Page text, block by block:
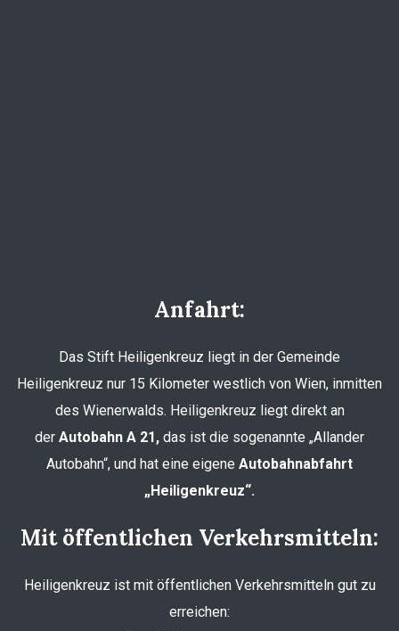
Anfahrt:
Das Stift Heiligenkreuz liegt in der Gemeinde
Heiligenkreuz nur 15 Kilometer westlich von Wien, inmitten
des Wienerwalds. Heiligenkreuz liegt direkt an
der Autobahn A 21, das ist die sogenannte „Allander
Autobahn“, und hat eine eigene Autobahnabfahrt
„Heiligenkreuz“.
Mit öffentlichen Verkehrsmitteln:
Heiligenkreuz ist mit öffentlichen Verkehrsmitteln gut zu
erreichen: